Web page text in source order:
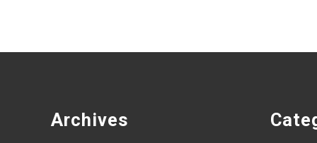
Archives